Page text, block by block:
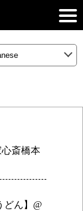
心斎橋本
どん】@